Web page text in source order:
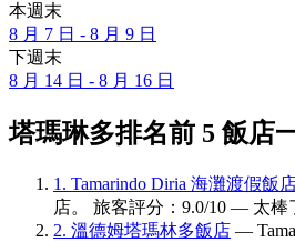
本週末
8 月 7 日 - 8 月 9 日
下週末
8 月 14 日 - 8 月 16 日
塔瑪琳多排名前 5 飯店
1. Tamarindo Diria 海灘渡假飯
店。 旅客評分：9.0/10 — 太棒
2. 溫德姆塔瑪林多飯店 —